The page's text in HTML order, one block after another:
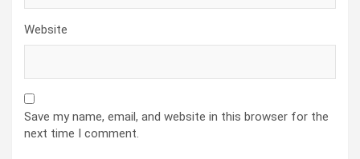
Website
Save my name, email, and website in this browser for the
next time I comment.